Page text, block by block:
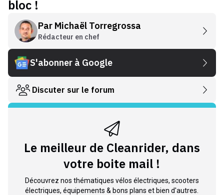
bloc !
Par Michaël Torregrossa
Rédacteur en chef
S'abonner à Google
Discuter sur le forum
Le meilleur de Cleanrider, dans
votre boite mail !
Découvrez nos thématiques vélos électriques, scooters
électriques, équipements & bons plans et bien d'autres.